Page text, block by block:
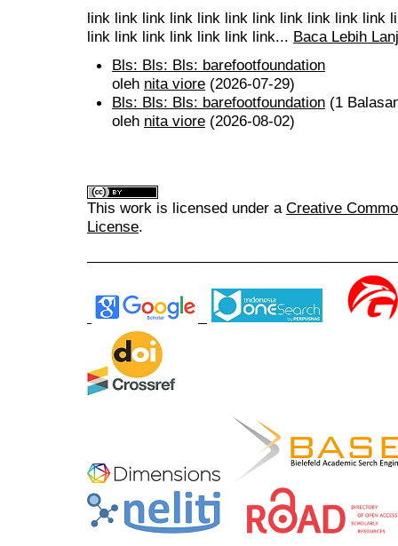
link link link link link link link link link link link
link link link link link link link... Baca Lebih
Bls: Bls: Bls: barefootfoundation
oleh nita viore (2026-07-29)
Bls: Bls: Bls: barefootfoundation (1
oleh nita viore (2026-08-02)
This work is licensed under a Creative
License.